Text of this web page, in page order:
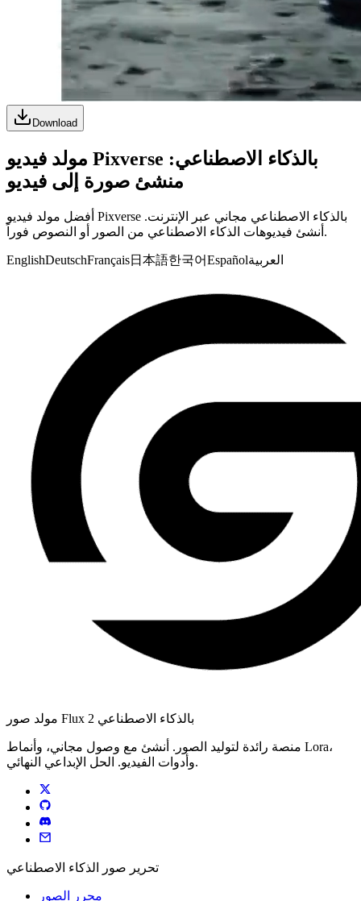
Download
مولد فيديو Pixverse بالذكاء الاصطناعي:
منشئ صورة إلى فيديو
أفضل مولد فيديو Pixverse بالذكاء الاصطناعي مجاني عبر الإنترنت.
أنشئ فيديوهات الذكاء الاصطناعي من الصور أو النصوص فوراً.
EnglishDeutschFrançais日本語한국어Españolالعربية
مولد صور Flux 2 بالذكاء الاصطناعي
منصة رائدة لتوليد الصور. أنشئ مع وصول مجاني، وأنماط Lora،
وأدوات الفيديو. الحل الإبداعي النهائي.
تحرير صور الذكاء الاصطناعي
محرر الصور